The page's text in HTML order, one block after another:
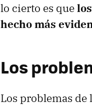
lo cierto es que
hecho más
Los
Los problemas